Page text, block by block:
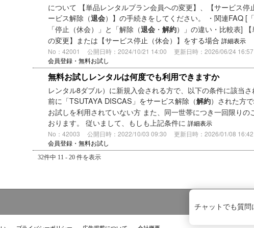
について 【単品レンタルプラン会員への変更】、【サービス停
ービス解除（退会）】の手続きをしてください。 ・関連FAQ [
「停止（休会）」と「解除（退会 ・ 解約）」の違い・比較表]
の変更】または【サービス停止（休会）】をする場合 詳細表示
No：42001 公開日時：2024/10/21 14:00 更新日時：2026/06/24 16:57
会員登録・無料お試し
無料お試しレンタルは何度でも利用できますか
レンタル8ダブル）に新規入会される方で、以下の条件に該当
前に「TSUTAYA DISCAS」をサービス解除（解約）された方
お試しを利用されていない方 また、同一世帯につき一回限りの
おります。 従いまして、もしも上記条件に 詳細表示
No：42003 公開日時：2022/10/03 09:30 更新日時：2026/01/08 16:42
会員登録・無料お試し
32件中 11 - 20 件を表示
チャットでも質問